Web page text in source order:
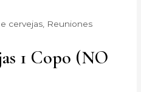
cervejas, Reuniones
1 Copo (NO